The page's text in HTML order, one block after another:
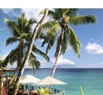
Broj noćenja*